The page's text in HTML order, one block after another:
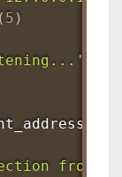
( 5 )
from